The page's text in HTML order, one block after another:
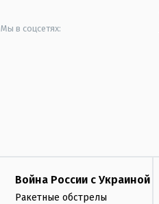
Мы в соцсетях:
Война России с Украиной
Ракетные обстрелы